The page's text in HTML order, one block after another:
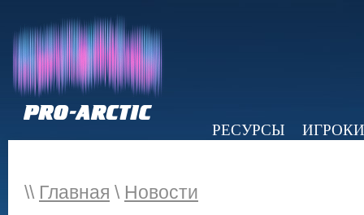
РЕСУРСЫ
ИГРОКИ
\\ Главная \ Новости